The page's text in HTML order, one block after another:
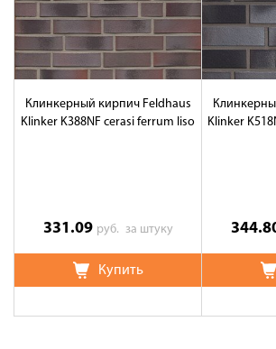
Клинкерный кирпич Feldhaus
Klinker K388NF cerasi ferrum liso
331.09 руб. за штуку
Купить
Klinker